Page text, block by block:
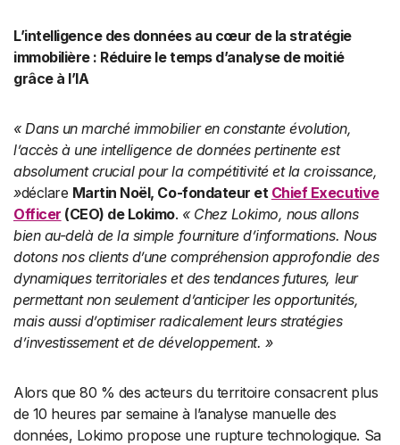
L’intelligence des données au cœur de la stratégie
immobilière : Réduire le temps d’analyse de moitié
grâce à l’IA
« Dans un marché immobilier en constante évolution,
l’accès à une intelligence de données pertinente est
absolument crucial pour la compétitivité et la croissance,
»déclare Martin Noël, Co-fondateur et Chief Executive
Officer (CEO) de Lokimo. « Chez Lokimo, nous allons
bien au-delà de la simple fourniture d’informations. Nous
dotons nos clients d’une compréhension approfondie des
dynamiques territoriales et des tendances futures, leur
permettant non seulement d’anticiper les opportunités,
mais aussi d’optimiser radicalement leurs stratégies
d’investissement et de développement. »
Alors que 80 % des acteurs du territoire consacrent plus
de 10 heures par semaine à l’analyse manuelle des
données, Lokimo propose une rupture technologique. Sa